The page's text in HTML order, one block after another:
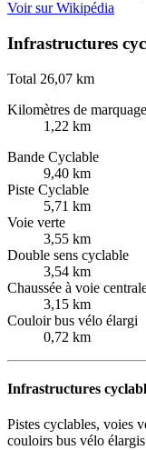
Voir sur Wikipédia
Infrastructures
Total 26,07 km
Kilomètres de
1,22 km
Bande Cyclable
9,40 km
Piste Cyclable
5,71 km
Voie verte
3,55 km
Double sens cyclable
3,54 km
Chaussée à voie
3,15 km
Couloir bus vélo élargi
0,72 km
Infrastructures
Pistes cyclables, voies
couloirs bus vélo